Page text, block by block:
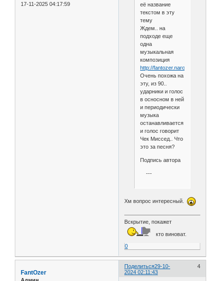
17-11-2025 04:17:59
её название
текстом в эту
тему
Ждем.. на
подходе еще
одна
музыкальная
композиция
http://fantozer.narod.ru/smiles/
Очень похожа на
эту, из 90..
ударники и голос
в осносном в ней
и периодически
музыка
останавливается
и голос говорит
Чек Миссед.. Что
это за песня?
Подпись автора
---
Хм вопрос интересный.
Вскрытие, покажет
кто виноват.
0
Поделиться 4
29-10-
2024 02:11:43
FantOzer